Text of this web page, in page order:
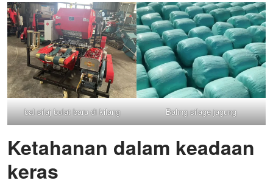
bal silaj bulat baru di kilang Baling silage jagung
Ketahanan dalam keadaan
keras